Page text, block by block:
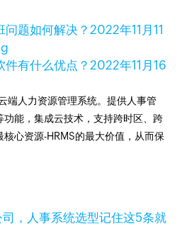
问题如何解决？2022年11月11
件有什么优点？2022年11月16
端人力资源管理系统。提供人事管
能，集成云技术，支持跨时区、跨
心资源-HRMS的最大价值，从而保